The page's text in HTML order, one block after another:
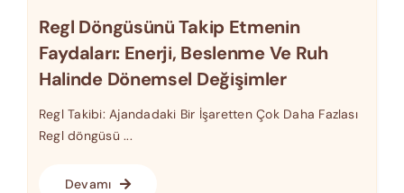
Regl Döngüsünü Takip Etmenin
Faydaları: Enerji, Beslenme Ve Ruh
Halinde Dönemsel Değişimler
Regl Takibi: Ajandadaki Bir İşaretten Çok Daha Fazlası
Regl döngüsü ...
Devamı